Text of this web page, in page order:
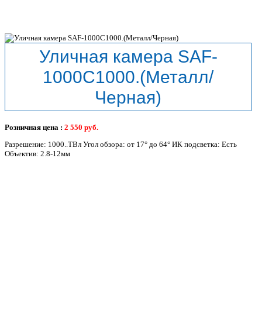
Уличная камера SAF-
1000C1000.(Металл/
Черная)
Розничная цена : 2 550 руб.
Разрешение: 1000..ТВл Угол обзора: от 17° до 64° ИК подсветка: Есть
Объектив: 2.8-12мм